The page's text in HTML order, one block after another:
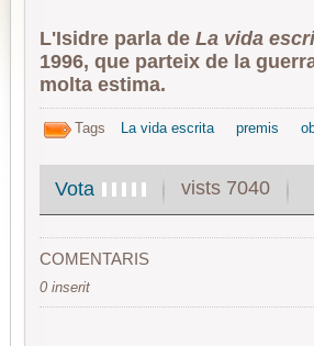
L'Isidre parla de La vida
1996, que parteix de la
molta estima.
Tags La vida escrita premis
Vota vists 7040
COMENTARIS
0 inserit